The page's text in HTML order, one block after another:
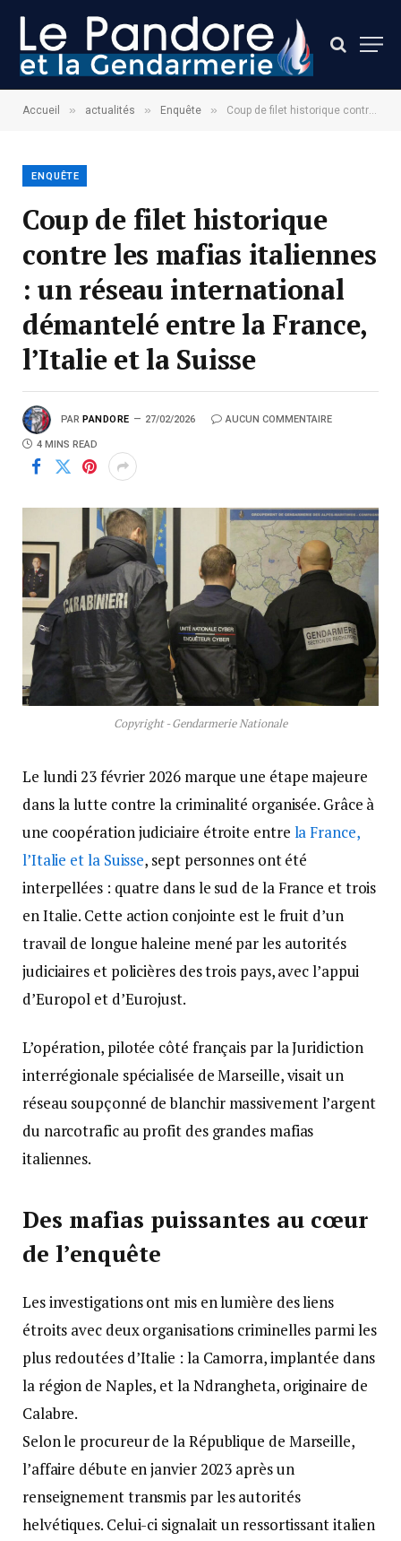
Accueil » actualités » Enquête » Coup de filet historique contre les mafias italiennes : un réseau international démantelé entre la France, l’Italie et la Suisse
ENQUÊTE
Coup de filet historique
contre les mafias italiennes
: un réseau international
démantelé entre la France,
l’Italie et la Suisse
PAR PANDORE 27/02/2026 AUCUN COMMENTAIRE
4 MINS READ
Copyright - Gendarmerie Nationale
Le lundi 23 février 2026 marque une étape majeure
dans la lutte contre la criminalité organisée. Grâce à
une coopération judiciaire étroite entre la France,
l’Italie et la Suisse, sept personnes ont été
interpellées : quatre dans le sud de la France et trois
en Italie. Cette action conjointe est le fruit d’un
travail de longue haleine mené par les autorités
judiciaires et policières des trois pays, avec l’appui
d’Europol et d’Eurojust.
L’opération, pilotée côté français par la Juridiction
interrégionale spécialisée de Marseille, visait un
réseau soupçonné de blanchir massivement l’argent
du narcotrafic au profit des grandes mafias
italiennes.
Des mafias puissantes au cœur
de l’enquête
Les investigations ont mis en lumière des liens
étroits avec deux organisations criminelles parmi les
plus redoutées d’Italie : la Camorra, implantée dans
la région de Naples, et la Ndrangheta, originaire de
Calabre.
Selon le procureur de la République de Marseille,
l’affaire débute en janvier 2023 après un
renseignement transmis par les autorités
helvétiques. Celui-ci signalait un ressortissant italien